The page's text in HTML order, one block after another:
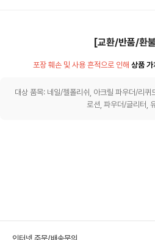
[교환/반품/환
포장 훼손 및 사용 흔적으로 인해 상품 가
대상 품목: 네일/젤폴리쉬, 아크릴 파우더/리퀴
로션, 파우더/글리터,